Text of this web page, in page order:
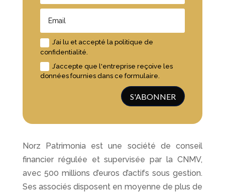
J’ai lu et accepté la politique de
confidentialité.
J’accepte que l'entreprise reçoive les
données fournies dans ce formulaire.
S'ABONNER
Norz Patrimonia est une société de conseil
financier régulée et supervisée par la CNMV,
avec 500 millions d’euros d’actifs sous gestion.
Ses associés disposent en moyenne de plus de